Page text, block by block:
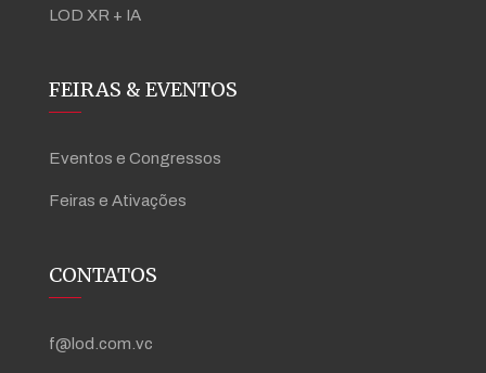
LOD XR + IA
FEIRAS & EVENTOS
Eventos e Congressos
Feiras e Ativações
CONTATOS
f@lod.com.vc